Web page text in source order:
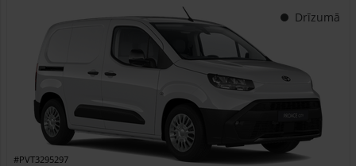
Drīzumā
#PVT3295297